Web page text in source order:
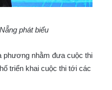
phát biểu
phương nhằm đưa cuộc thi
triển khai cuộc thi tới các